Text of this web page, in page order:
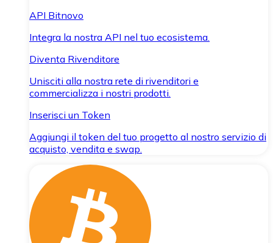
API Bitnovo
Integra la nostra API nel tuo ecosistema.
Diventa Rivenditore
Unisciti alla nostra rete di rivenditori e
commercializza i nostri prodotti.
Inserisci un Token
Aggiungi il token del tuo progetto al nostro servizio di
acquisto, vendita e swap.